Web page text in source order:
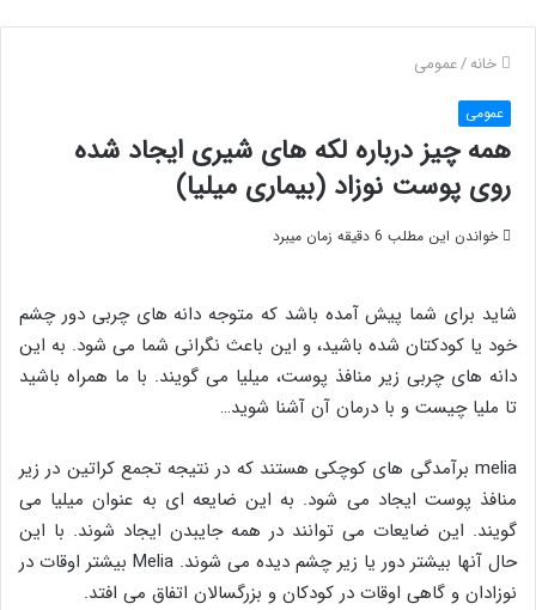
خانه/عمومی
عمومی
همه چیز درباره لکه های شیری ایجاد شده
روی پوست نوزاد (بیماری میلیا)
خواندن این مطلب 6 دقیقه زمان میبرد
شاید برای شما پیش آمده باشد که متوجه دانه های چربی دور چشم
خود یا کودکتان شده باشید، و این باعث نگرانی شما می شود. به این
دانه های چربی زیر منافذ پوست، میلیا می گویند. با ما همراه باشید
تا ملیا چیست و با درمان آن آشنا شوید…
melia برآمدگی های کوچکی هستند که در نتیجه تجمع کراتین در زیر
منافذ پوست ایجاد می شود. به این ضایعه ای به عنوان میلیا می
گویند. این ضایعات می توانند در همه جایبدن ایجاد شوند. با این
حال آنها بیشتر دور یا زیر چشم دیده می شوند. Melia بیشتر اوقات در
نوزادان و گاهی اوقات در کودکان و بزرگسالان اتفاق می افتد.